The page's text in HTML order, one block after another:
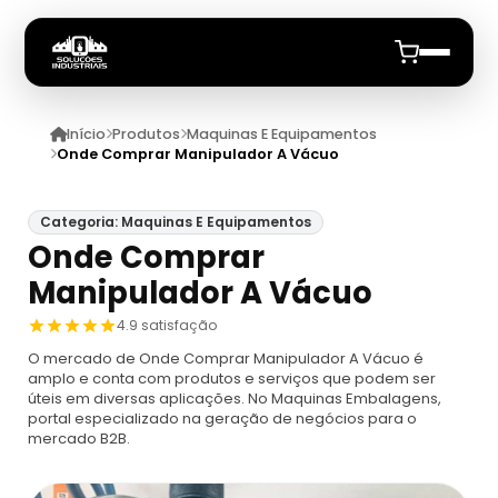
Início
Produtos
Maquinas E Equipamentos
Dosador
Máquina De Embalagem Compacta
Máquina Embaladora E Seladora
Datadores
Datadores
Datador De Potes
Anuncie
Início Produtos Maquinas E Equipamentos
Onde Comprar Manipulador A Vácuo
Categoria: Maquinas E Equipamentos
Onde Comprar
Manipulador A Vácuo
4.9 satisfação
O mercado de Onde Comprar Manipulador A Vácuo é
amplo e conta com produtos e serviços que podem ser
úteis em diversas aplicações. No Maquinas Embalagens,
portal especializado na geração de negócios para o
mercado B2B.